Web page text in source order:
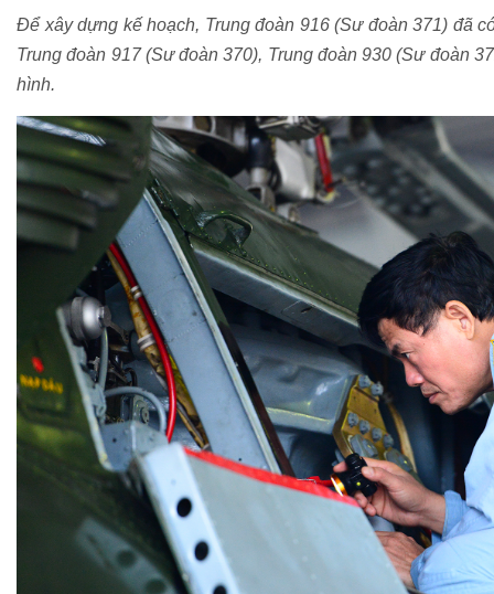
Để xây dựng kế hoạch, Trung đoàn 916 (Sư đoàn 371) đã
Trung đoàn 917 (Sư đoàn 370), Trung đoàn 930 (Sư đoàn
hình.